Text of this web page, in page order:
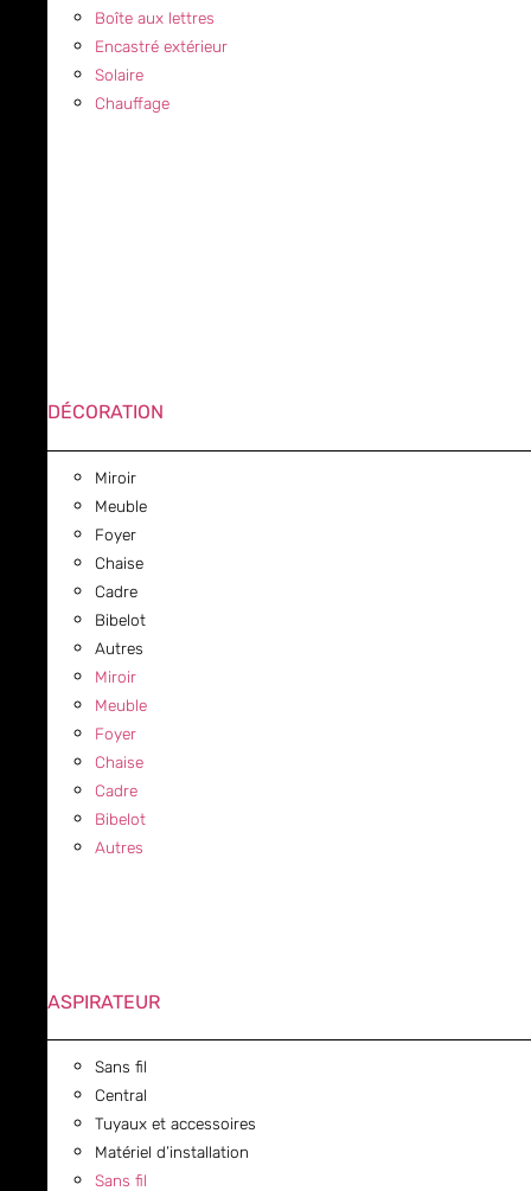
Boîte aux lettres
Encastré extérieur
Solaire
Chauffage
DÉCORATION
Miroir
Meuble
Foyer
Chaise
Cadre
Bibelot
Autres
Miroir
Meuble
Foyer
Chaise
Cadre
Bibelot
Autres
ASPIRATEUR
Sans fil
Central
Tuyaux et accessoires
Matériel d’installation
Sans fil